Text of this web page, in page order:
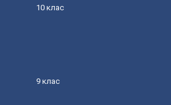
10 клас
9 клас